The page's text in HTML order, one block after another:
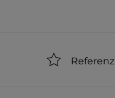
Referenz